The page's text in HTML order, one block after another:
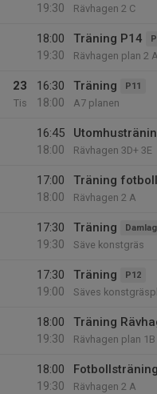
19:30
Rävhagen 2 C
18:00
19:30
Träning P14
Rävhagen plan 2 A
23
Tis
16:30
18:00
Träning P11
A7 planen
16:45
18:00
Rävhagen 3D+ 3E
17:00
18:00
Träning fotboll
Rävhagen 2 A
17:30
19:30
Träning Damlag
Säve konstgräs
17:30
19:00
Träning P12
Säves
18:00
19:30
Träning
Rävhagen plan 1B
18:00
19:30
Fotbollsträning
Rävhagen 2 A